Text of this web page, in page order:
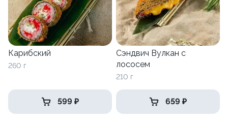
Карибский
260 г
599 ₽
Сэндвич Вулкан с
лососем
210 г
659 ₽